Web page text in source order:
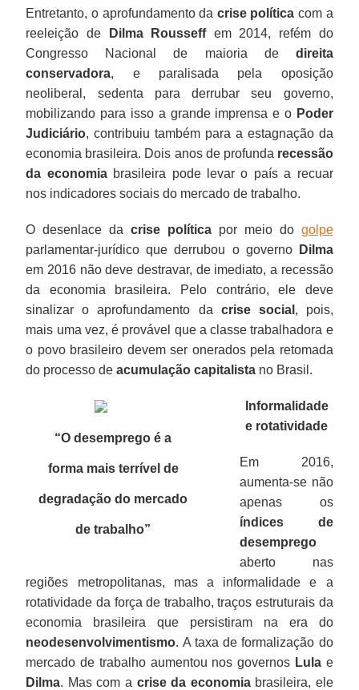
Entretanto, o aprofundamento da crise política com a
reeleição de
Dilma Rousseffem 2014, refém do
Congresso Nacional de maioria de direita
conservadora, e paralisada pela oposição
neoliberal, sedenta para derrubar seu governo,
mobilizando para isso a grande imprensa e o Poder
Judiciário, contribuiu também para a estagnação da
economia brasileira. Dois anos de profunda recessão
da economiabrasileira pode levar o país a recuar
nos indicadores sociais do mercado de trabalho.
O desenlace dacrise política por meio do golpe
parlamentar-jurídico que derrubou o governo
Dilma
em 2016 não deve destravar, de imediato, a recessão
da economia brasileira. Pelo contrário, ele deve
sinalizar o aprofundamento da crise social , pois,
mais uma vez, é provável que a classe trabalhadora e
o povo brasileiro devem ser onerados pela retomada
do processo deacumulação capitalista no Brasil.
“O desemprego é a
forma mais terrível de
degradação do mercado
de trabalho”
Informalidade
e rotatividade
Em 2016,
aumenta-se não
apenas os
índices de
desemprego
aberto nas
regiões metropolitanas, mas a informalidade e a
rotatividade da força de trabalho, traços estruturais da
economia brasileira que persistiram na era do
neodesenvolvimentismo. A taxa de formalização do
mercado de trabalho aumentou nos governos Lulae
Dilma. Mas com a crise da economiabrasileira, ele